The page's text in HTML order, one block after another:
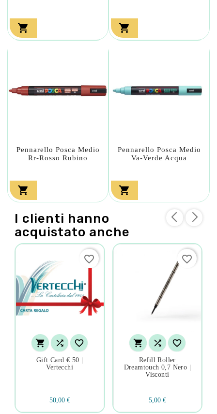
 
Pennarello Posca Medio
Rr-Rosso Rubino

Pennarello Posca Medio
Va-Verde Acqua

I clienti hanno
acquistato anche
  
Gift Card € 50 |
Vertecchi
50,00 €
favorite_border
  
Refill Roller
Dreamtouch 0,7 Nero |
Visconti
5,00 €
favorite_border